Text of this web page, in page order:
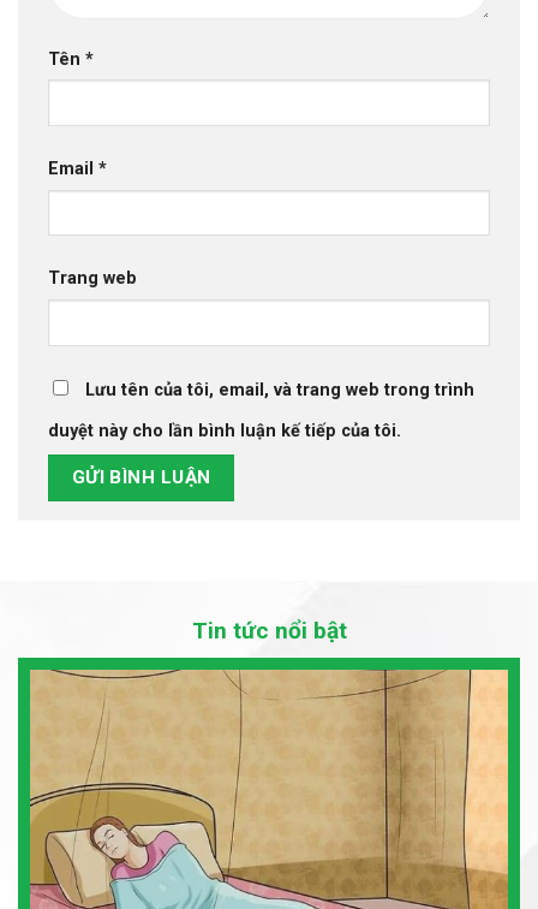
Tên *
Email *
Trang web
Lưu tên của tôi, email, và trang web trong trình
duyệt này cho lần bình luận kế tiếp của tôi.
Tin tức nổi bật